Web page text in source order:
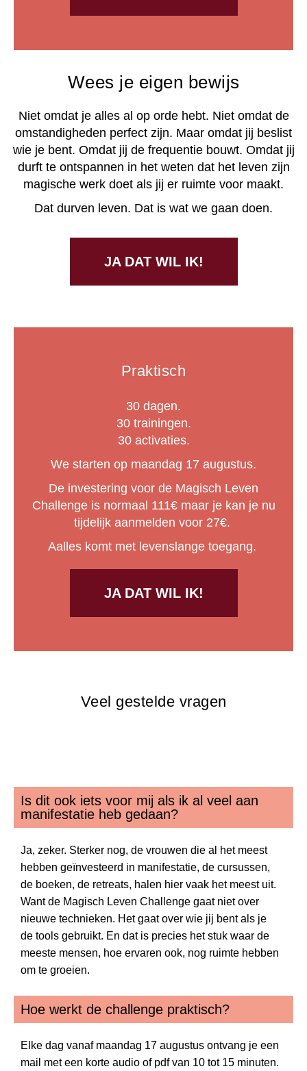
Wees je eigen bewijs
Niet omdat je alles al op orde hebt. Niet omdat de
omstandigheden perfect zijn. Maar omdat jij beslist
wie je bent. Omdat jij de frequentie bouwt. Omdat jij
durft te ontspannen in het weten dat het leven zijn
magische werk doet als jij er ruimte voor maakt.
Dat durven leven. Dat is wat we gaan doen.
JA DAT WIL IK!
Praktisch
30 dagen.
30 trainingen.
30 activaties.
We starten op maandag 17 augustus.
De investering voor de Magisch Leven
Challenge is normaal 111€ maar je kan je nu
tijdelijk aanmelden voor 27€.
Aalles komt met levenslange toegang.
JA DAT WIL IK!
Veel gestelde vragen
Is dit ook iets voor mij als ik al veel aan
manifestatie heb gedaan?
Ja, zeker. Sterker nog, de vrouwen die al het meest
hebben geïnvesteerd in manifestatie, de cursussen,
de boeken, de retreats, halen hier vaak het meest uit.
Want de Magisch Leven Challenge gaat niet over
nieuwe technieken. Het gaat over wie jij bent als je
de tools gebruikt. En dat is precies het stuk waar de
meeste mensen, hoe ervaren ook, nog ruimte hebben
om te groeien.
Hoe werkt de challenge praktisch?
Elke dag vanaf maandag 17 augustus ontvang je een
mail met een korte audio of pdf van 10 tot 15 minuten.